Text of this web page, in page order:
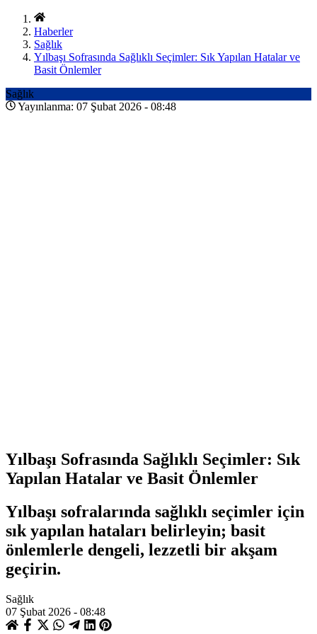
Haberler
Sağlık
Yılbaşı Sofrasında Sağlıklı Seçimler: Sık Yapılan Hatalar ve
Basit Önlemler
Sağlık
Yayınlanma: 07 Şubat 2026 - 08:48
Yılbaşı Sofrasında Sağlıklı Seçimler: Sık
Yapılan Hatalar ve Basit Önlemler
Yılbaşı sofralarında sağlıklı seçimler için
sık yapılan hataları belirleyin; basit
önlemlerle dengeli, lezzetli bir akşam
geçirin.
Sağlık
07 Şubat 2026 - 08:48